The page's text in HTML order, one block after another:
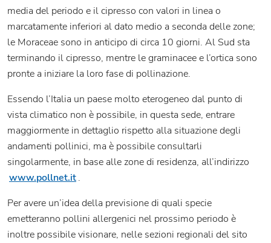
media del periodo e il cipresso con valori in linea o
marcatamente inferiori al dato medio a seconda delle zone;
le Moraceae sono in anticipo di circa 10 giorni. Al Sud sta
terminando il cipresso, mentre le graminacee e l’ortica sono
pronte a iniziare la loro fase di pollinazione.
Essendo l’Italia un paese molto eterogeneo dal punto di
vista climatico non è possibile, in questa sede, entrare
maggiormente in dettaglio rispetto alla situazione degli
andamenti pollinici, ma è possibile consultarli
singolarmente, in base alle zone di residenza, all’indirizzo
www.pollnet.it.
Per avere un’idea della previsione di quali specie
emetteranno pollini allergenici nel prossimo periodo è
inoltre possibile visionare, nelle sezioni regionali del sito